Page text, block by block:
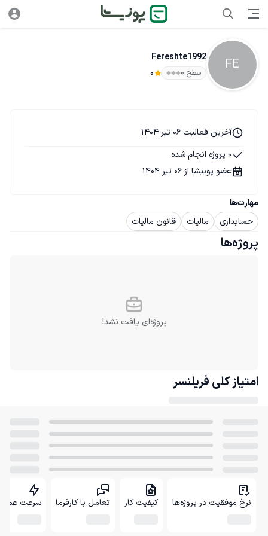
FE
Fereshte1992
سطح ۰ 0
مهارت‌ها
حسابداری
مالیات قانون مالیات
آخرین فعالیت 06 تیر 1404
0 پروژه انجام شده
عضو پونیشا از 06 تیر 1404
پروژه‌ها
پروژه‌ای یافت نشد!
امتیاز کلی فریلنسر
نرخ موفقیت در پروژه‌ها کیفیت کار تعامل با کارفرما سرعت عمل